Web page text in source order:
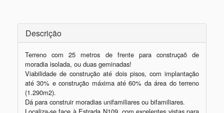
Descrição
Terreno com 25 metros de frente para construçaõ de
moradia isolada, ou duas geminadas!
Viabilidade de construção até dois pisos, com implantação
até 30% e construção máxima até 60% da área do terreno
(1.290m2).
Dá para construir moradias unifamiliares ou bifamiliares.